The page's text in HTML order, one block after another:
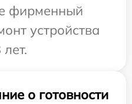
фирменный
устройства
о готовности